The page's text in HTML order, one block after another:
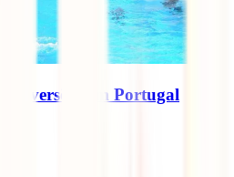
diversões em Portugal